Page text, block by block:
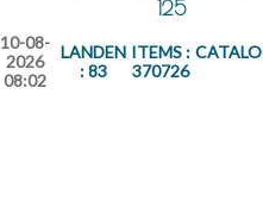
125
10-08-
2026
08:02
LANDEN
: 83
ITEMS :
370726